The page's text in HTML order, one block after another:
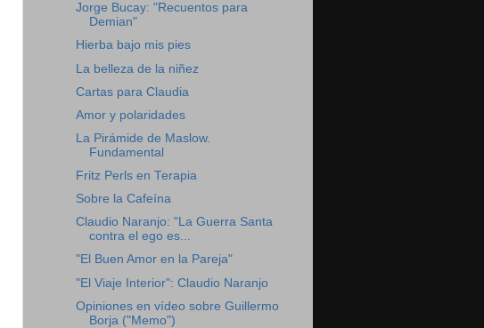
Jorge Bucay: "Recuentos para
Demian"
Hierba bajo mis pies
La belleza de la niñez
Cartas para Claudia
Amor y polaridades
La Pirámide de Maslow.
Fundamental
Fritz Perls en Terapia
Sobre la Cafeína
Claudio Naranjo: "La Guerra Santa
contra el ego es...
"El Buen Amor en la Pareja"
"El Viaje Interior": Claudio Naranjo
Opiniones en vídeo sobre Guillermo
Borja ("Memo")